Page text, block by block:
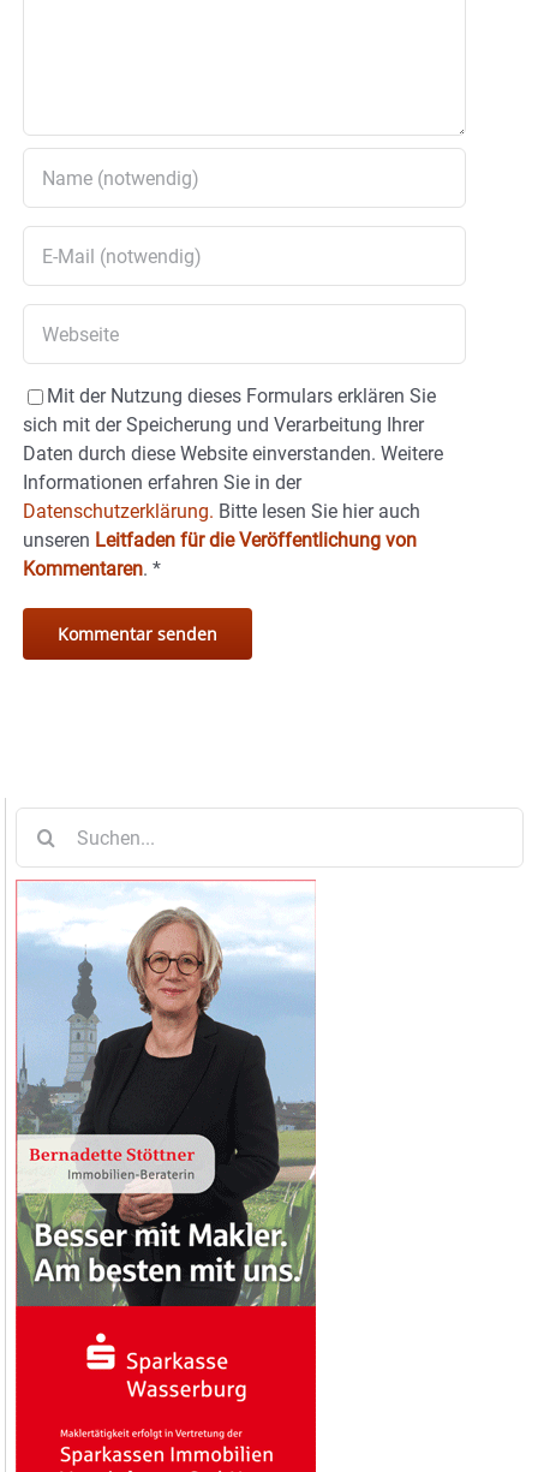
Mit der Nutzung dieses Formulars erklären Sie
sich mit der Speicherung und Verarbeitung Ihrer
Daten durch diese Website einverstanden. Weitere
Informationen erfahren Sie in der
Datenschutzerklärung. Bitte lesen Sie hier auch
unseren Leitfaden für die Veröffentlichung von
Kommentaren. *
nach: